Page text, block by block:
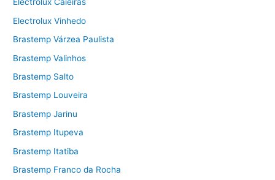
Electrolux Caieiras
Electrolux Vinhedo
Brastemp Várzea Paulista
Brastemp Valinhos
Brastemp Salto
Brastemp Louveira
Brastemp Jarinu
Brastemp Itupeva
Brastemp Itatiba
Brastemp Franco da Rocha